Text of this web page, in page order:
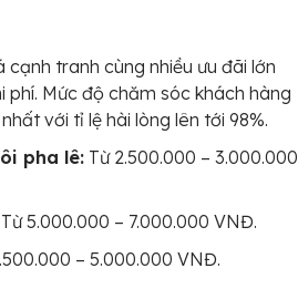
tranh cùng nhiều ưu đãi lớn
phí. Mức độ chăm sóc khách hàng
với tỉ lệ hài lòng lên tới 98%.
pha lê: Từ 2.500.000 – 3.000.000
Từ 5.000.000 – 7.000.000 VNĐ.
– 5.000.000 VNĐ.